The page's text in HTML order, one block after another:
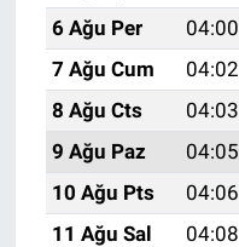
6 Ağu Per
04:00
7 Ağu Cum
04:02
8 Ağu Cts
04:03
9 Ağu Paz
04:05
10 Ağu Pts
04:06
11 Ağu Sal
04:08